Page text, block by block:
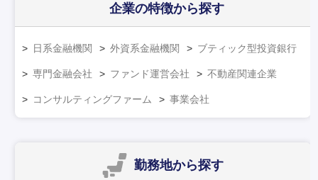
企業の特徴から探す
日系金融機関 外資系金融機関 ブティック型投資銀行
専門金融会社 ファンド運営会社 不動産関連企業
コンサルティングファーム 事業会社
勤務地から探す